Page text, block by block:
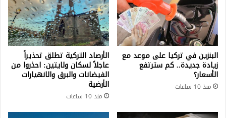
البنزين في تركيا على موعد مع
زيادة جديدة.. كم سترتفع
الأسعار؟
منذ 10 ساعات
الأرصاد التركية تطلق تحذيراً
عاجلاً لسكان ولايتين: احذروا من
الفيضانات والبرق والانهيارات
الأرضية
منذ 10 ساعات